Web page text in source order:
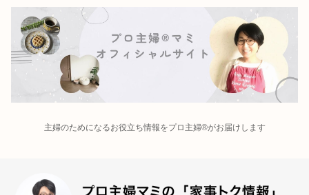
主婦のためになるお役立ち情報をプロ主婦®がお届けします